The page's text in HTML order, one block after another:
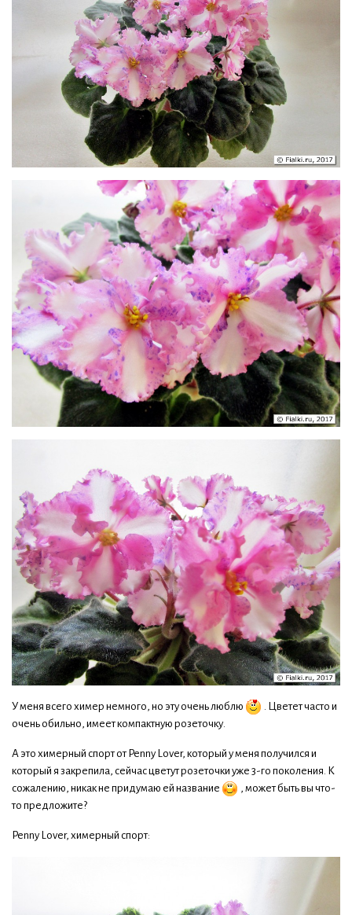
У меня всего химер немного, но эту очень люблю
. Цветет часто и
очень обильно, имеет компактную розеточку.
А это химерный спорт от Penny Lover, который у меня получился и
который я закрепила, сейчас цветут розеточки уже 3-го поколения. К
сожалению, никак не придумаю ей название
, может быть вы что-
то предложите?
Penny Lover, химерный спорт: